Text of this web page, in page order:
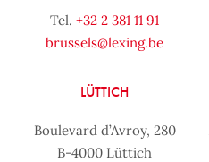
Tel. +32 2 381 11 91
brussels@lexing.be
LÜTTICH
Boulevard d’Avroy, 280
B-4000 Lüttich